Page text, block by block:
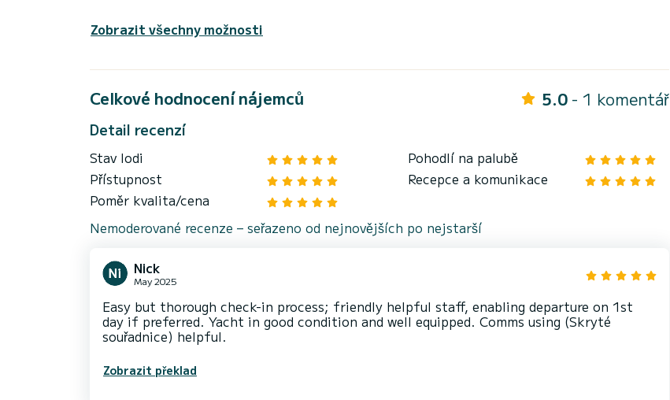
Zobrazit všechny možnosti
Celkové hodnocení nájemců 5.0 - 1 komentář
Detail recenzí
Stav lodi
Pohodlí na palubě
Přístupnost
Recepce a komunikace
Poměr kvalita/cena
Nemoderované recenze – seřazeno od nejnovějších po nejstarší
Nick
May 2025
Easy but thorough check-in process; friendly helpful staff, enabling departure on 1st
day if preferred. Yacht in good condition and well equipped. Comms using (Skryté
souřadnice) helpful.
Zobrazit překlad